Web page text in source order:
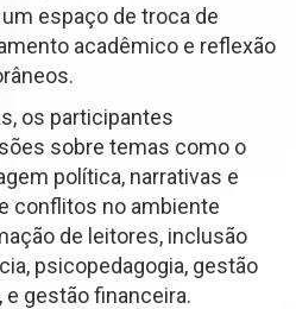
espaço de troca de
acadêmico e reflexão
os participantes
sobre temas como o
política, narrativas e
conflitos no ambiente
de leitores, inclusão
psicopedagogia, gestão
gestão financeira.